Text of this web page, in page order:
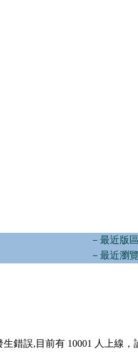
－最近版
－最近瀏
生錯誤,目前有 10001 人上線